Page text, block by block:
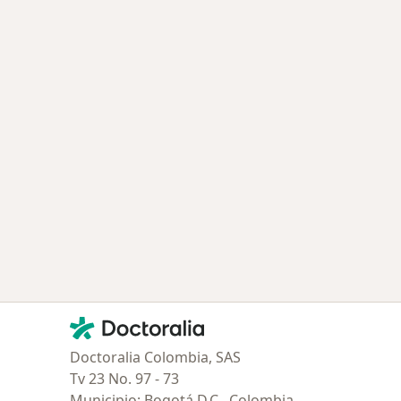
Contacto
Doctoralia - Página de inicio
Doctoralia Colombia, SAS
Tv 23 No. 97 - 73